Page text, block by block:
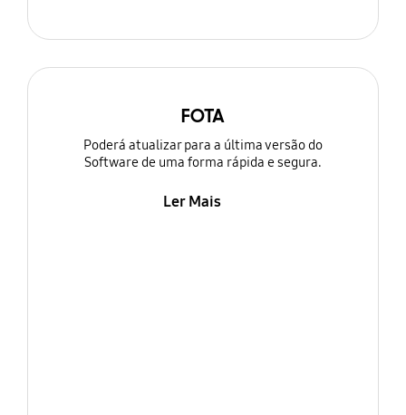
FOTA
Poderá atualizar para a última versão do
Software de uma forma rápida e segura.
Ler Mais